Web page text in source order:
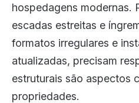
hospedagens modernas.
escadas estreitas e
formatos irregulares e
atualizadas, precisam
estruturais são aspectos
propriedades.